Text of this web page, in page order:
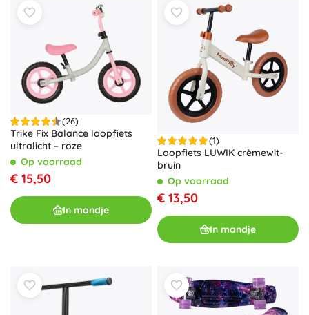
(26)
Trike Fix Balance loopfiets
ultralicht – roze
Op voorraad
€ 15,50
In mandje
(1)
Loopfiets LUWIK crèmewit-
bruin
Op voorraad
€ 13,50
In mandje